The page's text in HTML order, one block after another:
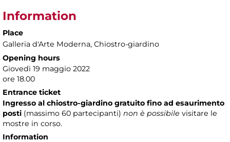
Information
Place
Galleria d'Arte Moderna, Chiostro-giardino
Opening hours
Giovedì 19 maggio 2022
ore 18.00
Entrance ticket
Ingresso al chiostro-giardino gratuito fino ad esaurimento
posti (massimo 60 partecipanti) non è possibile visitare le
mostre in corso.
Information